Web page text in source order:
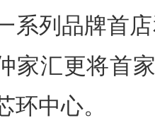
系列品牌首
家汇更将首
环中心。